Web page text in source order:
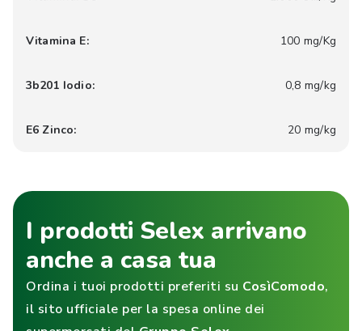
Vitamina E: 100 mg/Kg
3b201 Iodio: 0,8 mg/kg
E6 Zinco: 20 mg/kg
I prodotti Selex arrivano
anche a casa tua
Ordina i tuoi prodotti preferiti su CosìComodo,
il sito ufficiale per la spesa online dei